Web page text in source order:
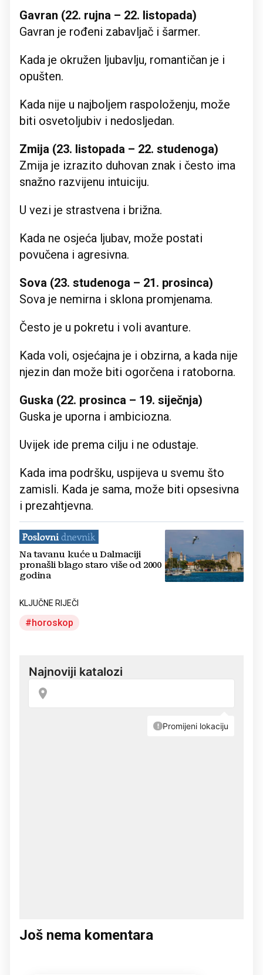
Gavran (22. rujna – 22. listopada)
Gavran je rođeni zabavljač i šarmer.
Kada je okružen ljubavlju, romantičan je i
opušten.
Kada nije u najboljem raspoloženju, može
biti osvetoljubiv i nedosljedan.
Zmija (23. listopada – 22. studenoga)
Zmija je izrazito duhovan znak i često ima
snažno razvijenu intuiciju.
U vezi je strastvena i brižna.
Kada ne osjeća ljubav, može postati
povučena i agresivna.
Sova (23. studenoga – 21. prosinca)
Sova je nemirna i sklona promjenama.
Često je u pokretu i voli avanture.
Kada voli, osjećajna je i obzirna, a kada nije
njezin dan može biti ogorčena i ratoborna.
Guska (22. prosinca – 19. siječnja)
Guska je uporna i ambiciozna.
Uvijek ide prema cilju i ne odustaje.
Kada ima podršku, uspijeva u svemu što
zamisli. Kada je sama, može biti opsesivna
i prezahtjevna.
Na tavanu kuće u Dalmaciji
pronašli blago staro više od 2000
godina
KLJUČNE RIJEČI
horoskop
Još nema komentara